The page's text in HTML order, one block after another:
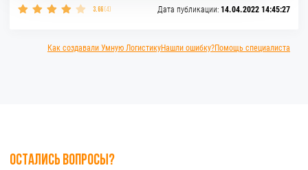
3.66(4) Дата публикации: 14.04.2022 14:45:27
Как создавали Умную ЛогистикуНашли ошибку?Помощь специалиста
Остались вопросы?